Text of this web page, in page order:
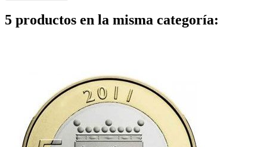
5 productos en la misma categoría: